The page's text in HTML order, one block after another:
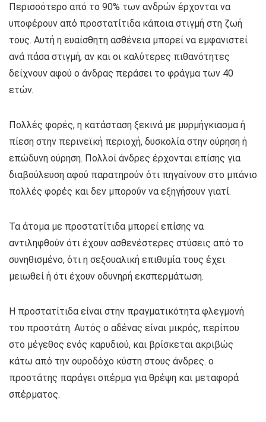
Περισσότερο από το 90% των ανδρών έρχονται να
υποφέρουν από προστατίτιδα κάποια στιγμή στη ζωή
τους. Αυτή η ευαίσθητη ασθένεια μπορεί να εμφανιστεί
ανά πάσα στιγμή, αν και οι καλύτερες πιθανότητες
δείχνουν αφού ο άνδρας περάσει το φράγμα των 40
ετών.
Πολλές φορές, η κατάσταση ξεκινά με μυρμήγκιασμα ή
πίεση στην περινεϊκή περιοχή, δυσκολία στην ούρηση ή
επώδυνη ούρηση. Πολλοί άνδρες έρχονται επίσης για
διαβούλευση αφού παρατηρούν ότι πηγαίνουν στο μπάνιο
πολλές φορές και δεν μπορούν να εξηγήσουν γιατί.
Τα άτομα με προστατίτιδα μπορεί επίσης να
αντιληφθούν ότι έχουν ασθενέστερες στύσεις από το
συνηθισμένο, ότι η σεξουαλική επιθυμία τους έχει
μειωθεί ή ότι έχουν οδυνηρή εκσπερμάτωση.
Η προστατίτιδα είναι στην πραγματικότητα φλεγμονή
του προστάτη. Αυτός ο αδένας είναι μικρός, περίπου
στο μέγεθος ενός καρυδιού, και βρίσκεται ακριβώς
κάτω από την ουροδόχο κύστη στους άνδρες. ο
προστάτης παράγει σπέρμα για θρέψη και μεταφορά
σπέρματος.